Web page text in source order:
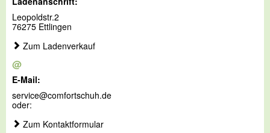
Leopoldstr.2
76275 Ettlingen
Zum Ladenverkauf
@
E-Mail:
service@comfortschuh.de
oder:
Zum Kontaktformular